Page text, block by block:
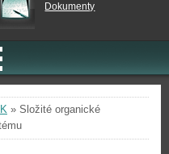
Dokumenty
» Složité organické